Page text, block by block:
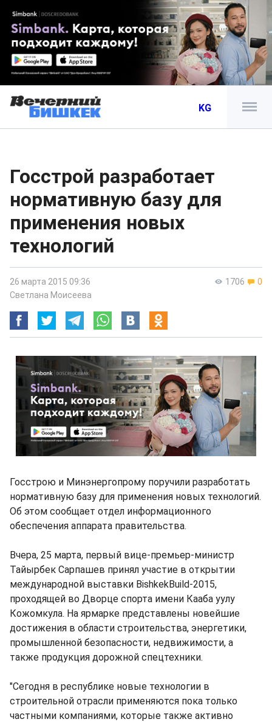
KG
Госстрой разработает
нормативную базу для
применения новых
технологий
1706 0
26 марта 2015 09:36
Светлана Моисеева
Госстрою и Минэнергопрому поручили разработать
нормативную базу для применения новых технологий.
Об этом сообщает отдел информационного
обеспечения аппарата правительства.
Вчера, 25 марта, первый вице-премьер-министр
Тайырбек Сарпашев принял участие в открытии
международной выставки BishkekBuild-2015,
проходящей во Дворце спорта имени Кааба уулу
Кожомкула. На ярмарке представлены новейшие
достижения в области строительства, энергетики,
промышленной безопасности, недвижимости, а
также продукция дорожной спецтехники.
"Сегодня в республике новые технологии в
строительной отрасли применяются пока только
частными компаниями, которые также активно